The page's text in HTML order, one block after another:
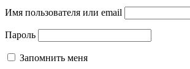
Имя пользователя или email
Пароль
Запомнить меня